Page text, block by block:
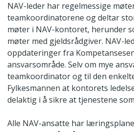
NAV-leder har regelmessige
teamkoordinatorene og deltar
møter i NAV-kontoret, herunder
møter med gjeldsrådgiver. NAV-
oppdateringer fra
ansvarsområde. Selv om mye
teamkoordinator og til den
Fylkesmannen at kontorets
delaktig i å sikre at tjenestene
Alle NAV-ansatte har